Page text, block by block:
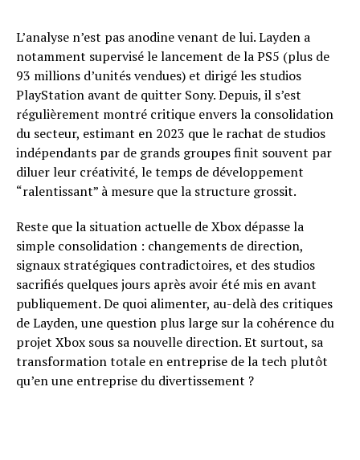
L’analyse n’est pas anodine venant de lui. Layden a
notamment supervisé le lancement de la PS5 (plus de
93 millions d’unités vendues) et dirigé les studios
PlayStation avant de quitter Sony. Depuis, il s’est
régulièrement montré critique envers la consolidation
du secteur, estimant en 2023 que le rachat de studios
indépendants par de grands groupes finit souvent par
diluer leur créativité, le temps de développement
“ralentissant” à mesure que la structure grossit.
Reste que la situation actuelle de Xbox dépasse la
simple consolidation : changements de direction,
signaux stratégiques contradictoires, et des studios
sacrifiés quelques jours après avoir été mis en avant
publiquement. De quoi alimenter, au-delà des critiques
de Layden, une question plus large sur la cohérence du
projet Xbox sous sa nouvelle direction. Et surtout, sa
transformation totale en entreprise de la tech plutôt
qu’en une entreprise du divertissement ?